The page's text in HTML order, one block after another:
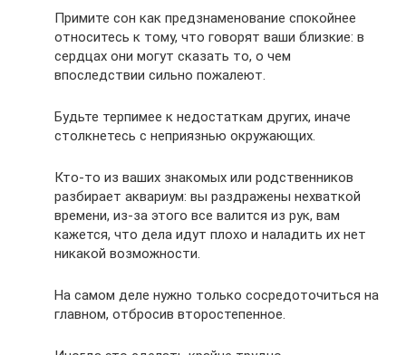
Примите сон как предзнаменование спокойнее
относитесь к тому, что говорят ваши близкие: в
сердцах они могут сказать то, о чем
впоследствии сильно пожалеют.
Будьте терпимее к недостаткам других, иначе
столкнетесь с неприязнью окружающих.
Кто-то из ваших знакомых или родственников
разбирает аквариум: вы раздражены нехваткой
времени, из-за этого все валится из рук, вам
кажется, что дела идут плохо и наладить их нет
никакой возможности.
На самом деле нужно только сосредоточиться на
главном, отбросив второстепенное.